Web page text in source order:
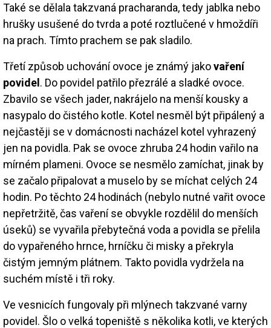
Také se dělala takzvaná pracharanda, tedy jablka nebo
hrušky usušené do tvrda a poté roztlučené v hmoždíři
na prach. Tímto prachem se pak sladilo.
Třetí způsob uchování ovoce je známý jakovaření
povidel. Do povidel patřilo přezrálé a sladké ovoce.
Zbavilo se všech jader, nakrájelo na menší kousky a
nasypalo do čistého kotle. Kotel nesměl být připálený a
nejčastěji se v domácnosti nacházel kotel vyhrazený
jen na povidla. Pak se ovoce zhruba 24 hodin vařilo na
mírném plameni. Ovoce se nesmělo zamíchat, jinak by
se začalo připalovat a muselo by se míchat celých 24
hodin. Po těchto 24 hodinách (nebylo nutné vařit ovoce
nepřetržitě, čas vaření se obvykle rozdělil do menších
úseků) se vyvařila přebytečná voda a povidla se přelila
do vypařeného hrnce, hrníčku či misky a překryla
čistým jemným plátnem. Takto povidla vydržela na
suchém místě i tři roky.
Ve vesnicích fungovaly při mlýnech takzvané varny
povidel. Šlo o velká topeniště s několika kotli, ve kterých